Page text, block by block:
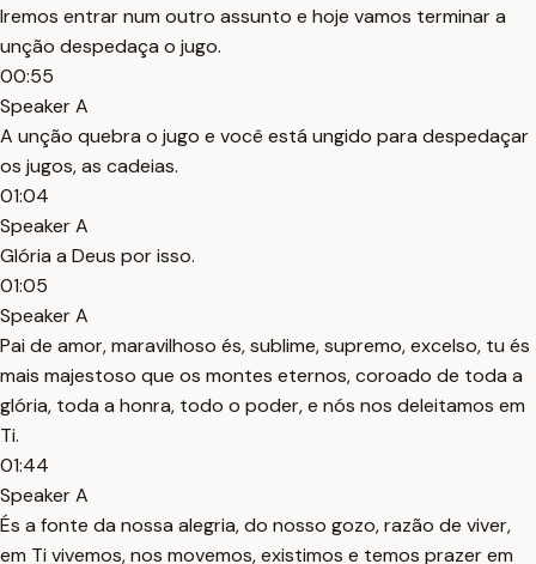
Iremos entrar num outro assunto e hoje vamos terminar a
unção despedaça o jugo.
00:55
Speaker A
A unção quebra o jugo e você está ungido para despedaçar
os jugos, as cadeias.
01:04
Speaker A
Glória a Deus por isso.
01:05
Speaker A
Pai de amor, maravilhoso és, sublime, supremo, excelso, tu és
mais majestoso que os montes eternos, coroado de toda a
glória, toda a honra, todo o poder, e nós nos deleitamos em
Ti.
01:44
Speaker A
És a fonte da nossa alegria, do nosso gozo, razão de viver,
em Ti vivemos, nos movemos, existimos e temos prazer em